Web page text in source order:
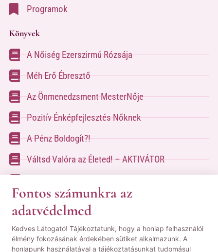
Programok
Könyvek
A Nőiség Ezerszirmú Rózsája
Méh Erő Ébresztő
Az Önmenedzsment MesterNője
Pozitív Énképfejlesztés Nőknek
A Pénz Boldogít?!
Váltsd Valóra az Életed! – AKTIVÁTOR
A kapcsolatfelvételhez kérlek tölsd ki az űrlapot
aKapcsolat oldalon
Fontos számunkra az
adatvédelmed
Kedves Látogató! Tájékoztatunk, hogy a honlap felhasználói
élmény fokozásának érdekében sütiket alkalmazunk. A
honlapunk használatával a tájékoztatásunkat tudomásul